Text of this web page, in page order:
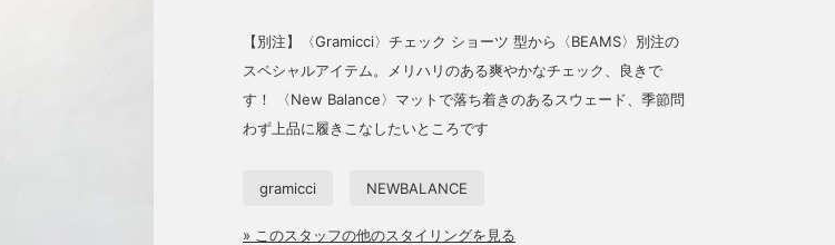
【別注】〈Gramicci〉チェック ショーツ 型から〈BEAMS〉別注の
スペシャルアイテム。メリハリのある爽やかなチェック、良きで
す！ 〈New Balance〉マットで落ち着きのあるスウェード、季節問
わず上品に履きこなしたいところです
gramicci NEWBALANCE
» このスタッフの他のスタイリングを見る